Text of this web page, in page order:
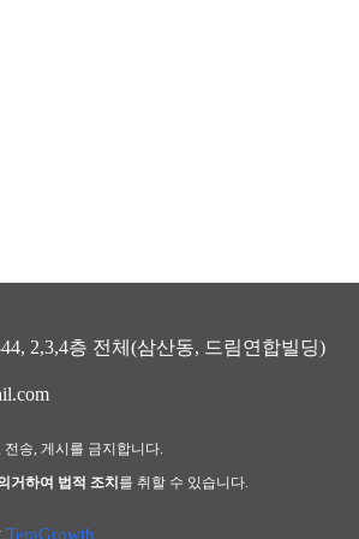
2,3,4층 전체(삼산동, 드림연합빌딩)
송, 게시를 금지합니다.
거하여 법적 조치 를 취할 수 있습니다.
TeraGrowth